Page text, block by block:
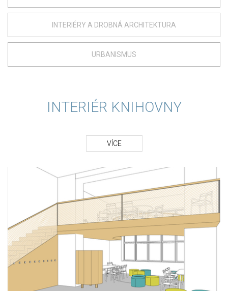
INTERIÉRY A DROBNÁ ARCHITEKTURA
URBANISMUS
INTERIÉR KNIHOVNY
VÍCE